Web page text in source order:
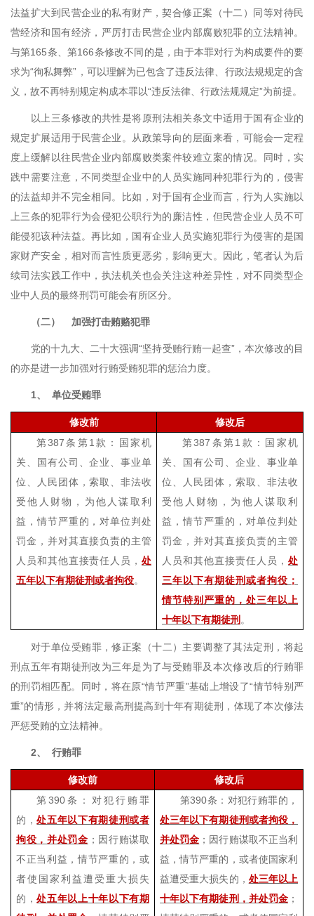
法益扩大到民营企业的私有财产，契合修正案（十二）同等对待民
营经济和国有经济，严厉打击民营企业内部腐败犯罪的立法精神。
与第165条、第166条修改不同的是，由于本罪对行为构成要件的要
求为“徇私舞弊”，可以理解为已包含了违反法律、行政法规规定的含
义，故不再特别规定构成本罪以“违反法律、行政法规规定”为前提。
以上三条修改的共性是将原刑法相关条文中适用于国有企业的
规定扩展适用于民营企业。从政策导向的层面来看，可能会一定程
度上缓解以往民营企业内部腐败类案件较难立案的情况。同时，实
践中需要注意，不同类型企业中的人员实施同种犯罪行为的，侵害
的法益却并不完全相同。比如，对于国有企业而言，行为人实施以
上三条的犯罪行为会侵犯公职行为的廉洁性，但民营企业人员不可
能侵犯该种法益。再比如，国有企业人员实施犯罪行为侵害的是国
家财产安全，相对而言性质更恶劣，影响更大。因此，笔者认为后
续司法实践工作中，执法机关也会关注这种差异性，对不同类型企
业中人员的最终刑罚可能会有所区分。
（二） 加强打击贿赂犯罪
党的十九大、二十大强调“坚持受贿行贿一起查”，本次修改的目
的亦是进一步加强对行贿受贿犯罪的惩治力度。
1、 单位受贿罪
修改前
修改后
第387条第1 款：国家机
关、国有公司、企业、事业单
位、人民团体，索取、非法收
受他人财物，为他人谋取利
益，情节严重的，对单位判处
罚金，并对其直接负责的主管
人员和其他直接责任人员， 处
五年以下有期徒刑或者拘役。
第387 条第1 款：国家机
关、国有公司、企业、事业单
位、人民团体，索取、非法收
受他人财物，为他人谋取利
益，情节严重的，对单位判处
罚金，并对其直接负责的主管
人员和其他直接责任人员， 处
三年以下有期徒刑或者拘役；
情节特别严重的，处三年以上
十年以下有期徒刑 。
对于单位受贿罪，修正案（十二）主要调整了其法定刑，将起
刑点五年有期徒刑改为三年是为了与受贿罪及本次修改后的行贿罪
的刑罚相匹配。同时，将在原“情节严重”基础上增设了“情节特别严
重”的情形，并将法定最高刑提高到十年有期徒刑，体现了本次修法
严惩受贿的立法精神。
2、 行贿罪
修改前
修改后
第390条：对犯行贿罪
的，处五年以下有期徒刑或者
拘役，并处罚金 ；因行贿谋取
不正当利益，情节严重的，或
者使国家利益遭受重大损失
的，处五年以上十年以下有期
第390条：对犯行贿罪的，
处三年以下有期徒刑或者拘役，
并处罚金 ；因行贿谋取不正当利
益，情节严重的，或者使国家利
益遭受重大损失的， 处三年以上
十年以下有期徒刑，并处罚金 ；